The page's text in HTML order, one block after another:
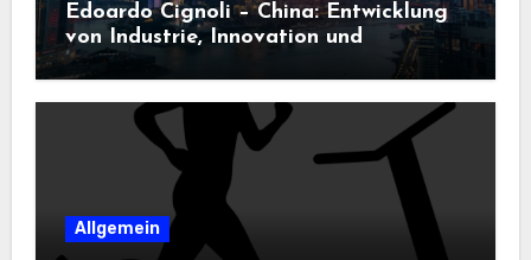
Edoardo Cignoli – China: Entwicklung
von Industrie, Innovation und
Technologie
Allgemein